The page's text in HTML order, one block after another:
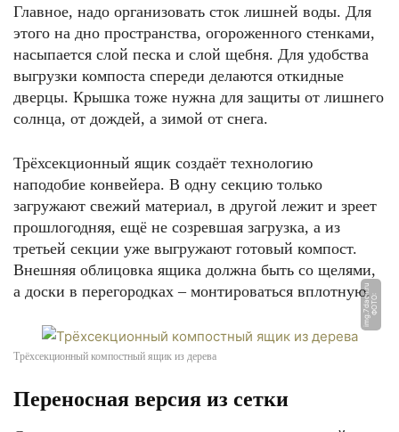
Главное, надо организовать сток лишней воды. Для
этого на дно пространства, огороженного стенками,
насыпается слой песка и слой щебня. Для удобства
выгрузки компоста спереди делаются откидные
дверцы. Крышка тоже нужна для защиты от лишнего
солнца, от дождей, а зимой от снега.
Трёхсекционный ящик создаёт технологию
наподобие конвейера. В одну секцию только
загружают свежий материал, в другой лежит и зреет
прошлогодняя, ещё не созревшая загрузка, а из
третьей секции уже выгружают готовый компост.
Внешняя облицовка ящика должна быть со щелями,
а доски в перегородках – монтироваться вплотную.
Ф
О
Т
О:
i
m
g.
7
d
a
c
h.
r
u
Трёхсекционный компостный ящик из дерева
Переносная версия из сетки